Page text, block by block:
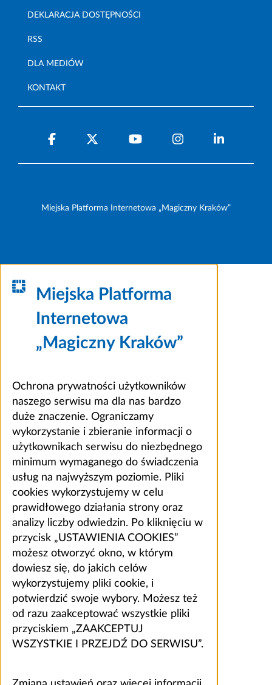
DEKLARACJA DOSTĘPNOŚCI
RSS
DLA MEDIÓW
KONTAKT
Miejska Platforma Internetowa „Magiczny Kraków”
Miejska Platforma
Internetowa
„Magiczny Kraków”
Ochrona prywatności użytkowników
naszego serwisu ma dla nas bardzo
duże znaczenie. Ograniczamy
wykorzystanie i zbieranie informacji o
użytkownikach serwisu do niezbędnego
minimum wymaganego do świadczenia
usług na najwyższym poziomie. Pliki
cookies wykorzystujemy w celu
prawidłowego działania strony oraz
analizy liczby odwiedzin. Po kliknięciu w
przycisk „USTAWIENIA COOKIES”
możesz otworzyć okno, w którym
dowiesz się, do jakich celów
wykorzystujemy pliki cookie, i
potwierdzić swoje wybory. Możesz też
od razu zaakceptować wszystkie pliki
przyciskiem „ZAAKCEPTUJ
WSZYSTKIE I PRZEJDŹ DO SERWISU”.